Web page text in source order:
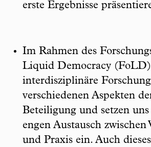
erste Ergebnisse
Im Rahmen des
Liquid Democracy
interdisziplinäre
verschiedenen Aspekten
Beteiligung und setzen
engen Austausch zwischen
und Praxis ein. Auch